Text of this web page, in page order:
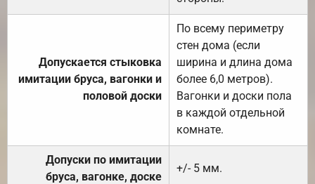
Допускается стыковка
имитации бруса, вагонки и
половой доски
По всему периметру
стен дома (если
ширина и длина дома
более 6,0 метров).
Вагонки и доски пола
в каждой отдельной
комнате.
Допуски по имитации
бруса, вагонке, доске
+/- 5 мм.